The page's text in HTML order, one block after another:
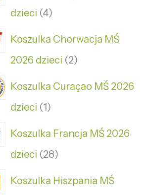
dzieci 4
Koszulka Chorwacja MŚ
2026 dzieci 2
Koszulka Curaçao MŚ 2026
dzieci 1
Koszulka Francja MŚ 2026
dzieci 28
Koszulka Hiszpania MŚ